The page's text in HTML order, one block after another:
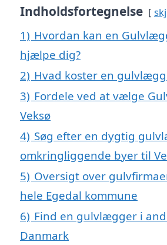
Indholdsfortegnelse
1) Hvordan kan en
hjælpe dig?
2) Hvad koster en
3) Fordele ved at vælge
Veksø
4) Søg efter en dygtig
omkringliggende byer til
5) Oversigt over
hele Egedal kommune
6) Find en gulvlægger i
Danmark